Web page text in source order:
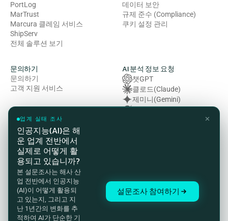
PortLog
MarTrust
Marcura 클레임 서비스
ShipServ
전체 솔루션 보기
데이터 보안
규제 준수 (Compliance)
쿠키 설정 관리
법률 및 규정 준수
개인정보처리방침
이용약관
쿠키 정책
HSE(보건·안전·환경) 방침
현대 노예제 방지법 성명서
준법 감시 및 고객 개인정보 처
리방침
문의하기
문의하기
고객 지원 서비스
AI 분석 정보 요청
챗GPT
클로드(Claude)
제미니(Gemini)
그록 (Grok)
✕
업계 실태 조사
인공지능(AI)은 해
운 업계 전반에서
실제로 어떻게 활
용되고 있습니까?
본 설문조사는 해사 산
업 전반에서 인공지능
(AI)이 어떻게 활용되
고 있는지, 그리고 지
난 1년간의 변화를 추
적하여 AI가 단순한 기
설문조사 참여하기